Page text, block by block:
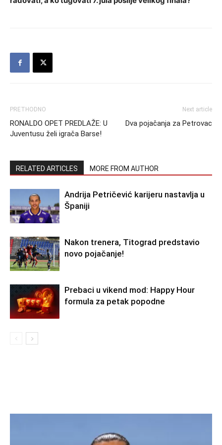
PRETHODNO
RONALDO OPET PREDLAŽE: U
Juventusu želi igrača Barse!
Next article
Dva pojačanja za Petrovac
RELATED ARTICLES MORE FROM AUTHOR
Andrija Petričević karijeru nastavlja u
Španiji
Nakon trenera, Titograd predstavio
novo pojačanje!
Prebaci u vikend mod: Happy Hour
formula za petak popodne